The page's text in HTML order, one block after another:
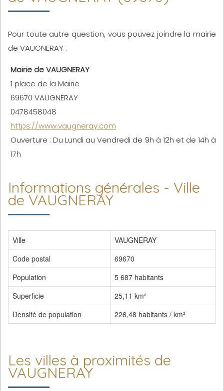
Pour toute autre question, vous pouvez joindre la mairie
de VAUGNERAY :
Mairie de VAUGNERAY
1 place de la Mairie
69670 VAUGNERAY
0478458048
https://www.vaugneray.com
Ouverture : Du Lundi au Vendredi de 9h à 12h et de 14h à
17h
Informations générales - Ville
de VAUGNERAY
Ville
VAUGNERAY
Code postal
69670
Population
5 687 habitants
Superficie
25,11 km²
Densité de population
226,48 habitants / km²
Les villes à proximités de
VAUGNERAY